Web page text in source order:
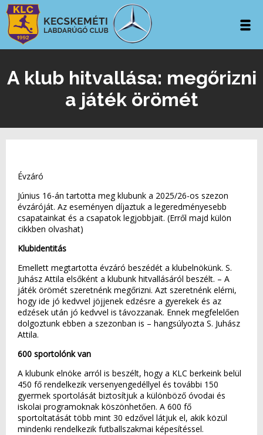
A klub hitvallása: megőrizni
a játék örömét
Évzáró
Június 16-án tartotta meg klubunk a 2025/26-os szezon
évzáróját. Az eseményen díjaztuk a legeredményesebb
csapatainkat és a csapatok legjobbjait. (Erről majd külön
cikkben olvashat)
Klubidentitás
Emellett megtartotta évzáró beszédét a klubelnökünk. S.
Juhász Attila elsőként a klubunk hitvallásáról beszélt. – A
játék örömét szeretnénk megőrizni. Azt szeretnénk elérni,
hogy ide jó kedvvel jöjjenek edzésre a gyerekek és az
edzések után jó kedvvel is távozzanak. Ennek megfelelően
dolgoztunk ebben a szezonban is – hangsúlyozta S. Juhász
Attila.
600 sportolónk van
A klubunk elnöke arról is beszélt, hogy a KLC berkeink belül
450 fő rendelkezik versenyengedéllyel és további 150
gyermek sportolását biztosítjuk a különböző óvodai és
iskolai programoknak köszönhetően. A 600 fő
sportoltatását több mint 30 edzővel látjuk el, akik közül
mindenki rendelkezik futballszakmai képesítéssel.